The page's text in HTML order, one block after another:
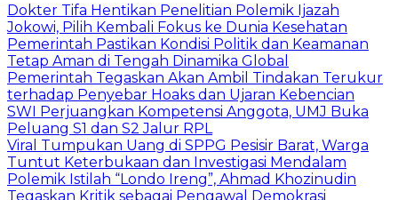
Dokter Tifa Hentikan Penelitian Polemik Ijazah
Jokowi, Pilih Kembali Fokus ke Dunia Kesehatan
Pemerintah Pastikan Kondisi Politik dan Keamanan
Tetap Aman di Tengah Dinamika Global
Pemerintah Tegaskan Akan Ambil Tindakan Terukur
terhadap Penyebar Hoaks dan Ujaran Kebencian
SWI Perjuangkan Kompetensi Anggota, UMJ Buka
Peluang S1 dan S2 Jalur RPL
Viral Tumpukan Uang di SPPG Pesisir Barat, Warga
Tuntut Keterbukaan dan Investigasi Mendalam
Polemik Istilah “Londo Ireng”, Ahmad Khozinudin
Tegaskan Kritik sebagai Pengawal Demokrasi